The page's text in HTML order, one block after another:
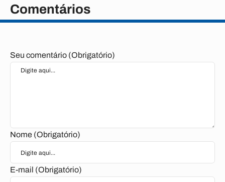
Comentários
Seu comentário (Obrigatório)
Nome (Obrigatório)
E-mail (Obrigatório)